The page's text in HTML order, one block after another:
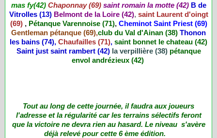
mas fy(42) Chaponnay (69) saint romain la motte (42)B de
Vitrolles (13) Belmont de la Loire (42), saint Laurent d'oingt
(69), Pétanque Varennoise (71), Cheminot Saint Priest (69)
Gentleman pétanque (69),club du Val d'Ainan (38) Thonon
les bains (74), Chaufailles (71), saint bonnet le chateau (42)
Saint just saint rambert (42) la verpillière (38)pétanque
envol andrézieux (42)
Tout au long de cette journée, il faudra aux joueurs
l'adresse et la régularité car les terrains sélectifs feront
que la victoire ne devra rien au hasard. Le niveau s'avère
déjà relevé pour cette 6 ème édition.